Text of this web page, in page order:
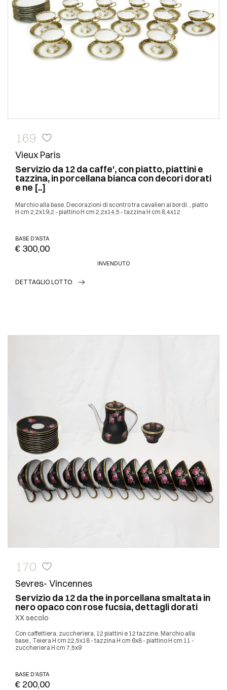
169
Vieux Paris
Servizio da 12 da caffe', con piatto, piattini e
tazzina, in porcellana bianca con decori dorati
e ne [..]
Marchio alla base. Decorazioni di scontro tra cavalieri ai bordi. , piatto
H cm 2,2x19,2 - piattino H cm 2,2x14,5 - tazzina H cm 8,4x12
BASE D'ASTA
€ 300,00
INVENDUTO
DETTAGLIO LOTTO
170
Sevres- Vincennes
Servizio da 12 da the in porcellana smaltata in
nero opaco con rose fucsia, dettagli dorati
XX secolo
Con caffettiera, zuccheriera, 12 piattini e 12 tazzine. Marchio alla
base., Teiera H cm 22,5x18 - tazzina H cm 6x8 - piattino H cm 11 -
zuccheriera H cm 7,5x9
BASE D'ASTA
€ 200,00